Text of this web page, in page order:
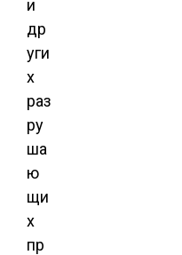
и
др
уги
х
раз
ру
ша
ю
щи
х
пр